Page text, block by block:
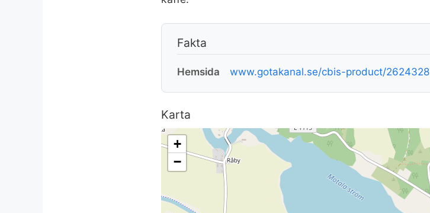
Fakta
Hemsida www.gotakanal.se/cbis-product/2624328
Karta
+
−